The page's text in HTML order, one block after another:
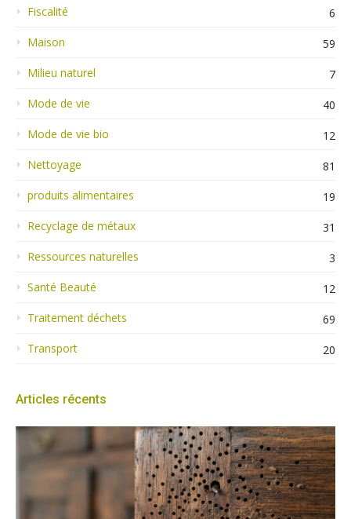
Fiscalité
6
Maison
59
Milieu naturel
7
Mode de vie
40
Mode de vie bio
12
Nettoyage
81
produits alimentaires
19
Recyclage de métaux
31
Ressources naturelles
3
Santé Beauté
12
Traitement déchets
69
Transport
20
Articles récents